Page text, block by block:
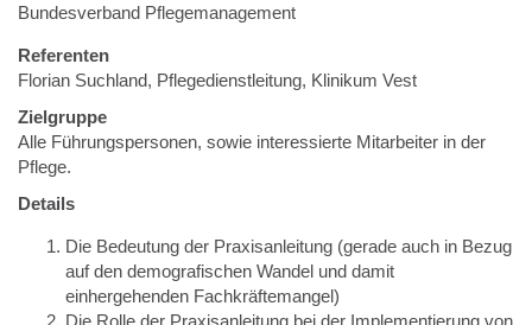
Bundesverband Pflegemanagement
Referenten
Florian Suchland, Pflegedienstleitung, Klinikum Vest
Zielgruppe
Alle Führungspersonen, sowie interessierte Mitarbeiter in der
Pflege.
Details
Die Bedeutung der Praxisanleitung (gerade auch in Bezug
auf den demografischen Wandel und damit
einhergehenden Fachkräftemangel)
Die Rolle der Praxisanleitung bei der Implementierung von